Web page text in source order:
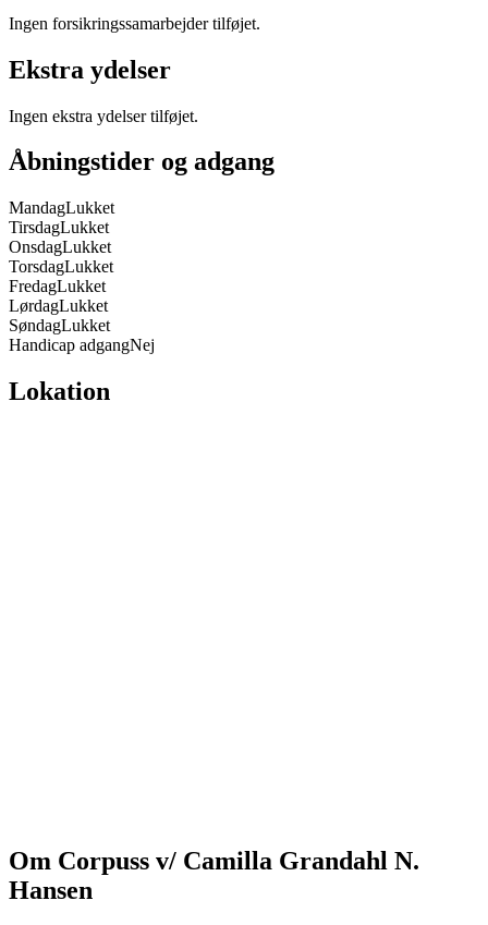
Ingen forsikringssamarbejder tilføjet.
Ekstra ydelser
Ingen ekstra ydelser tilføjet.
Åbningstider og adgang
MandagLukket
TirsdagLukket
OnsdagLukket
TorsdagLukket
FredagLukket
LørdagLukket
SøndagLukket
Handicap adgangNej
Lokation
Om Corpuss v/ Camilla Grandahl N.
Hansen